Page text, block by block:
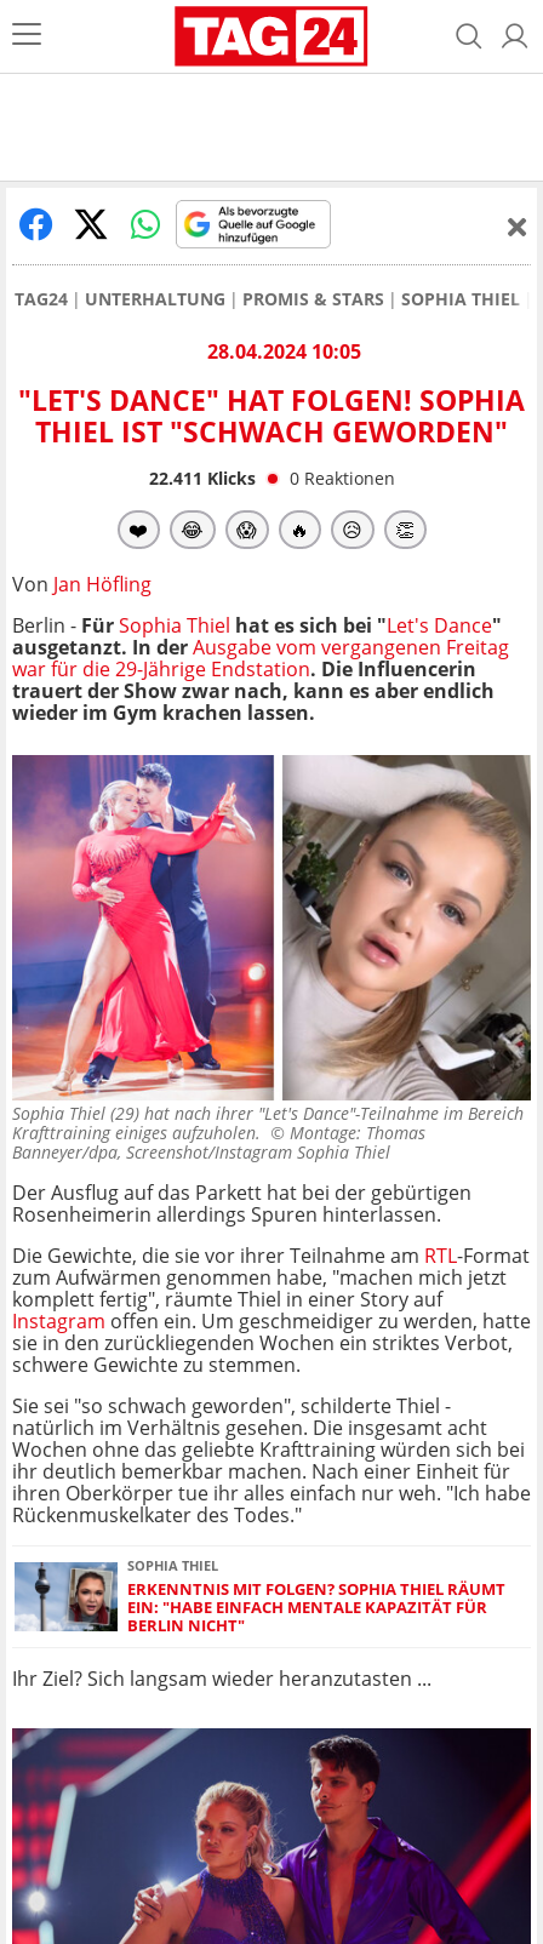
TAG24 UNTERHALTUNG PROMIS & STARS SOPHIA THIEL
28.04.2024 10:05
"LET'S DANCE" HAT FOLGEN! SOPHIA
THIEL IST "SCHWACH GEWORDEN"
22.411 Klicks 0 Reaktionen
❤️ 😂 😱 🔥 😥 👏
Von Jan Höfling
Berlin - FürSophia Thiel hat es sich bei "Let's Dance"
ausgetanzt. In derAusgabe vom vergangenen Freitag
war für die 29-Jährige Endstation. Die Influencerin
trauert der Show zwar nach, kann es aber endlich
wieder im Gym krachen lassen.
Sophia Thiel (29) hat nach ihrer "Let's Dance"-Teilnahme im Bereich
Krafttraining einiges aufzuholen. © Montage: Thomas
Banneyer/dpa, Screenshot/Instagram Sophia Thiel
Der Ausflug auf das Parkett hat bei der gebürtigen
Rosenheimerin allerdings Spuren hinterlassen.
Die Gewichte, die sie vor ihrer Teilnahme am RTL-Format
zum Aufwärmen genommen habe, "machen mich jetzt
komplett fertig", räumte Thiel in einer Story auf
Instagram offen ein. Um geschmeidiger zu werden, hatte
sie in den zurückliegenden Wochen ein striktes Verbot,
schwere Gewichte zu stemmen.
Sie sei "so schwach geworden", schilderte Thiel -
natürlich im Verhältnis gesehen. Die insgesamt acht
Wochen ohne das geliebte Krafttraining würden sich bei
ihr deutlich bemerkbar machen. Nach einer Einheit für
ihren Oberkörper tue ihr alles einfach nur weh. "Ich habe
Rückenmuskelkater des Todes."
SOPHIA THIEL
ERKENNTNIS MIT FOLGEN? SOPHIA THIEL RÄUMT
EIN: "HABE EINFACH MENTALE KAPAZITÄT FÜR
BERLIN NICHT"
Ihr Ziel? Sich langsam wieder heranzutasten ...